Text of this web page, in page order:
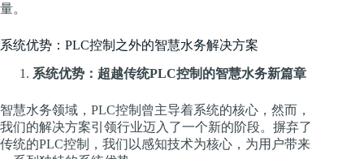
量。
系统优势：PLC控制之外的智慧水务解决方案
系统优势：超越传统PLC控制的智慧水务新篇章
智慧水务领域，PLC控制曾主导着系统的核心，然而，
我们的解决方案引领行业迈入了一个新的阶段。摒弃了
传统的PLC控制，我们以感知技术为核心，为用户带来